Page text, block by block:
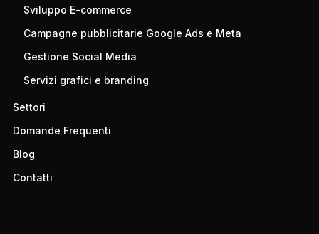
Sviluppo E-commerce
Campagne pubblicitarie Google Ads e Meta
Gestione Social Media
Servizi grafici e branding
Settori
Domande Frequenti
Blog
Contatti